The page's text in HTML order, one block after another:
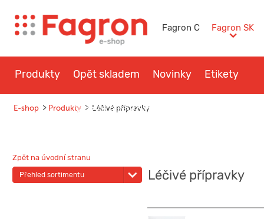
Fagron C Fagron SK
Produkty Opět skladem Novinky Etikety
Otázky a návody
E-shop > Produkty > Léčivé přípravky
Zpět na úvodní stranu
Přehled sortimentu Léčivé přípravky